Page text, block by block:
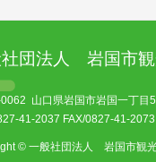
団法人 岩国市観
山口県岩国市岩国一丁目
41-2037 FAX/0827-41-
© 一般社団法人 岩国市観